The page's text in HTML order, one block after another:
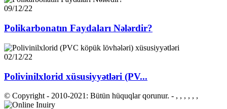
09/12/22
Polikarbonatın Faydaları Nələrdir?
02/12/22
Polivinilxlorid xüsusiyyətləri (PV...
© Copyright - 2010-2021: Bütün hüquqlar qorunur. - , , , , , ,